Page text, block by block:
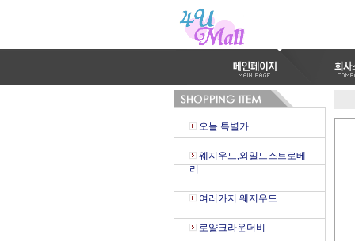
오늘 특별가
웨지우드,와일드스트로베
리
여러가지 웨지우드
로얄크라운더비